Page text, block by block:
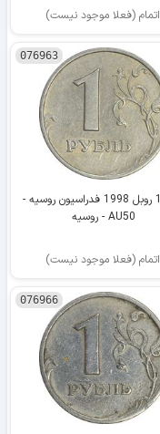
اتمام (فعلا موجود نیست)
076963
سکه 1 روبل 1998 فدراسیون روسیه -
AU50 - روسیه
اتمام (فعلا موجود نیست)
076966